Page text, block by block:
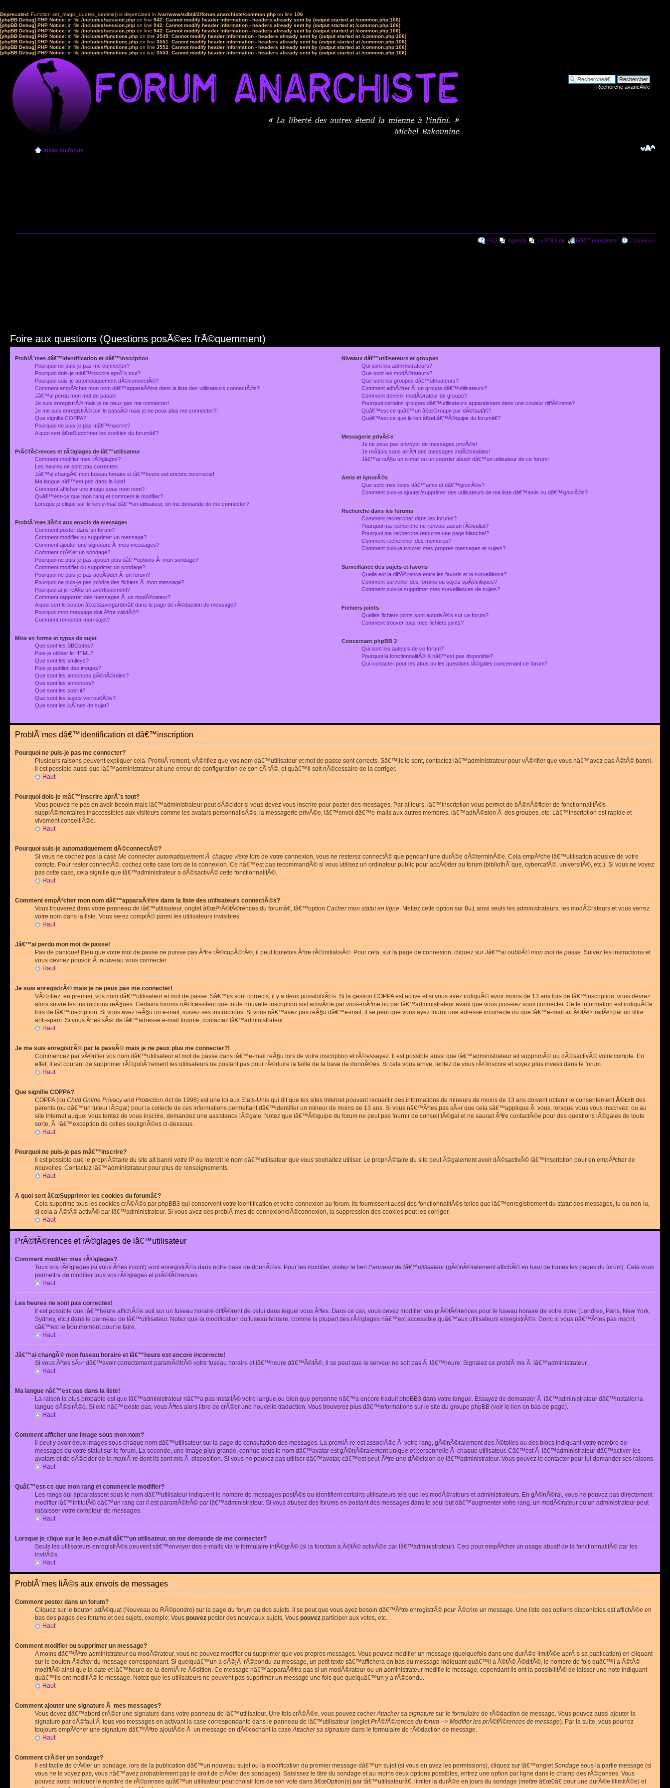
Deprecated: Function set_magic_quotes_runtime() is deprecated in /var/www/sdb/d/2/forum.anarchiste/common.php on line 106
[phpBB Debug] PHP Notice: in file /includes/session.php on line 942: Cannot modify header information - headers already sent by (output started at /common.php:106)
[phpBB Debug] PHP Notice: in file /includes/session.php on line 942: Cannot modify header information - headers already sent by (output started at /common.php:106)
[phpBB Debug] PHP Notice: in file /includes/session.php on line 942: Cannot modify header information - headers already sent by (output started at /common.php:106)
[phpBB Debug] PHP Notice: in file /includes/functions.php on line 3549: Cannot modify header information - headers already sent by (output started at /common.php:106)
[phpBB Debug] PHP Notice: in file /includes/functions.php on line 3551: Cannot modify header information - headers already sent by (output started at /common.php:106)
[phpBB Debug] PHP Notice: in file /includes/functions.php on line 3552: Cannot modify header information - headers already sent by (output started at /common.php:106)
[phpBB Debug] PHP Notice: in file /includes/functions.php on line 3553: Cannot modify header information - headers already sent by (output started at /common.php:106)
Recherche avancÃ©e
Index du forum
FAQ Agenda Le P'tit Noir Mâ€™enregistrer Connexion
Foire aux questions (Questions posÃ©es frÃ©quemment)
ProblÃ¨mes dâ€™identification et dâ€™inscription
Pourquoi ne puis-je pas me connecter?
Pourquoi dois-je mâ€™inscrire aprÃ¨s tout?
Pourquoi suis-je automatiquement dÃ©connectÃ©?
Comment empÃªcher mon nom dâ€™apparaÃ®tre dans la liste des utilisateurs connectÃ©s?
Jâ€™ai perdu mon mot de passe!
Je suis enregistrÃ© mais je ne peux pas me connecter!
Je me suis enregistrÃ© par le passÃ© mais je ne peux plus me connecter?!
Que signifie COPPA?
Pourquoi ne puis-je pas mâ€™inscrire?
A quoi sert â€œSupprimer les cookies du forumâ€?
PrÃ©fÃ©rences et rÃ©glages de lâ€™utilisateur
Comment modifier mes rÃ©glages?
Les heures ne sont pas correctes!
Jâ€™ai changÃ© mon fuseau horaire et lâ€™heure est encore incorrecte!
Ma langue nâ€™est pas dans la liste!
Comment afficher une image sous mon nom?
Quâ€™est-ce que mon rang et comment le modifier?
Lorsque je clique sur le lien e-maildâ€™un utilisateur, on me demande de me connecter?
ProblÃ¨mes liÃ©s aux envois de messages
Comment poster dans un forum?
Comment modifier ou supprimer un message?
Comment ajouter une signature Ã mes messages?
Comment crÃ©er un sondage?
Pourquoi ne puis-je pas ajouter plus dâ€™options Ã mon sondage?
Comment modifier ou supprimer un sondage?
Pourquoi ne puis-je pas accÃ©der Ã un forum?
Pourquoi ne puis-je pas joindre des fichiers Ã mon message?
Pourquoi ai-je reÃ§u un avertissement?
Comment rapporter des messages Ã un modÃ©rateur?
A quoi sert le bouton â€œSauvegarderâ€ dans la page de rÃ©daction de message?
Pourquoi mon message doit Ãªtre validÃ©?
Comment remonter mon sujet?
Mise en forme et types de sujet
Que sont les BBCodes?
Puis-je utiliser le HTML?
Que sont les smileys?
Puis-je publier des images?
Que sont les annonces gÃ©nÃ©rales?
Que sont les annonces?
Que sont les post-it?
Que sont les sujets verrouillÃ©s?
Que sont les icÃ´nes de sujet?
Niveaux dâ€™utilisateurs et groupes
Qui sont les administrateurs?
Que sont les modÃ©rateurs?
Que sont les groupes dâ€™utilisateurs?
Comment adhÃ©rer Ã un groupe dâ€™utilisateurs?
Comment devenir modÃ©rateur de groupe?
Pourquoi certains groupes dâ€™utilisateurs apparaissent dans une couleur diffÃ©rente?
Quâ€™est-ce quâ€™un â€œGroupe par dÃ©fautâ€?
Quâ€™est-ce que le lien â€œLâ€™Ã©quipe du forumâ€?
Messagerie privÃ©e
Je ne peux pas envoyer de messages privÃ©s!
Je reÃ§ois sans arrÃªt des messages indÃ©sirables!
Jâ€™ai reÃ§u un e-mail ou un courrier abusif dâ€™un utilisateur de ce forum!
Amis et ignorÃ©s
Que sont mes listes dâ€™amis et dâ€™ignorÃ©s?
Comment puis-je ajouter/supprimer des utilisateurs de ma liste dâ€™amis ou dâ€™ignorÃ©s?
Recherche dans les forums
Comment rechercher dans les forums?
Pourquoi ma recherche ne renvoie aucun rÃ©sultat?
Pourquoi ma recherche retourne une page blanche!?
Comment rechercher des membres?
Comment puis-je trouver mes propres messages et sujets?
Surveillance des sujets et favoris
Quelle est la diffÃ©rence entre les favoris et la surveillance?
Comment surveiller des forums ou sujets spÃ©cifiques?
Comment puis-je supprimer mes surveillances de sujets?
Fichiers joints
Quelles fichiers joints sont autorisÃ©s sur ce forum?
Comment trouver tous mes fichiers joints?
Concernant phpBB 3
Qui sont les auteurs de ce forum?
Pourquoi la fonctionnalitÃ© X nâ€™est pas disponible?
Qui contacter pour les abus ou les questions lÃ©gales concernant ce forum?
ProblÃ¨mes dâ€™identification et dâ€™inscription
Pourquoi ne puis-je pas me connecter?
Plusieurs raisons peuvent expliquer cela. PremiÃ¨rement, vÃ©rifiez que vos nom dâ€™utilisateur et mot de passe sont corrects. Sâ€™ils le sont, contactez lâ€™administrateur pour vÃ©rifier que vous nâ€™avez pas Ã©tÃ© banni.
Il est possible aussi que lâ€™administrateur ait une erreur de configuration de son cÃ´tÃ©, et quâ€™il soit nÃ©cessaire de la corriger.
Haut
Pourquoi dois-je mâ€™inscrire aprÃ¨s tout?
Vous pouvez ne pas en avoir besoin mais lâ€™administrateur peut dÃ©cider si vous devez vous inscrire pour poster des messages. Par ailleurs, lâ€™inscription vous permet de bÃ©nÃ©ficier de fonctionnalitÃ©s
supplÃ©mentaires inaccessibles aux visiteurs comme les avatars personnalisÃ©s, la messagerie privÃ©e, lâ€™envoi dâ€™e-mails aux autres membres, lâ€™adhÃ©sion Ã des groupes, etc. Lâ€™inscription est rapide et
vivement conseillÃ©e.
Haut
Pourquoi suis-je automatiquement dÃ©connectÃ©?
Si vous ne cochez pas la case Me connecter automatiquement Ã chaque visite lors de votre connexion, vous ne resterez connectÃ© que pendant une durÃ©e dÃ©terminÃ©e. Cela empÃªche lâ€™utilisation abusive de votre
compte. Pour rester connectÃ©, cochez cette case lors de la connexion. Ce nâ€™est pas recommandÃ© si vous utilisez un ordinateur public pour accÃ©der au forum (bibliothÃ¨que, cybercafÃ©, universitÃ©, etc.). Si vous ne voyez
pas cette case, cela signifie que lâ€™administrateur a dÃ©sactivÃ© cette fonctionnalitÃ©.
Haut
Comment empÃªcher mon nom dâ€™apparaÃ®tre dans la liste des utilisateurs connectÃ©s?
Vous trouverez dans votre panneau de lâ€™utilisateur, onglet â€œPrÃ©fÃ©rences du forumâ€, lâ€™option Cacher mon statut en ligne. Mettez cette option sur Oui ainsi seuls les administrateurs, les modÃ©rateurs et vous verrez
votre nom dans la liste. Vous serez comptÃ© parmi les utilisateurs invisibles.
Haut
Jâ€™ai perdu mon mot de passe!
Pas de panique! Bien que votre mot de passe ne puisse pas Ãªtre rÃ©cupÃ©rÃ©, il peut toutefois Ãªtre rÃ©initialisÃ©. Pour cela, sur la page de connexion, cliquez sur Jâ€™ai oubliÃ© mon mot de passe. Suivez les instructions et
vous devriez pouvoir Ã nouveau vous connecter.
Haut
Je suis enregistrÃ© mais je ne peux pas me connecter!
VÃ©rifiez, en premier, vos nom dâ€™utilisateur et mot de passe. Sâ€™ils sont corrects, il y a deux possibilitÃ©s. Si la gestion COPPA est active et si vous avez indiquÃ© avoir moins de 13 ans lors de lâ€™inscription, vous devrez
alors suivre les instructions reÃ§ues. Certains forums nÃ©cessitent que toute nouvelle inscription soit activÃ©e par vous-mÃªme ou par lâ€™administrateur avant que vous puissiez vous connecter. Cette information est indiquÃ©e
lors de lâ€™inscription. Si vous avez reÃ§u un e-mail, suivez ses instructions. Si vous nâ€™avez pas reÃ§u dâ€™e-mail, il se peut que vous ayez fourni une adresse incorrecte ou que lâ€™e-mail ait Ã©tÃ© traitÃ© par un filtre
anti-spam. Si vous Ãªtes sÃ»r de lâ€™adresse e-mail fournie, contactez lâ€™administrateur.
Haut
Je me suis enregistrÃ© par le passÃ© mais je ne peux plus me connecter?!
Commencez par vÃ©rifier vos nom dâ€™utilisateur et mot de passe dans lâ€™e-mail reÃ§u lors de votre inscription et rÃ©essayez. Il est possible aussi que lâ€™administrateur ait supprimÃ© ou dÃ©sactivÃ© votre compte. En
effet, il est courant de supprimer rÃ©guliÃ¨rement les utilisateurs ne postant pas pour rÃ©duire la taille de la base de donnÃ©es. Si cela vous arrive, tentez de vous rÃ©inscrire et soyez plus investi dans le forum.
Haut
Que signifie COPPA?
COPPA (ou Child Online Privacy and Protection Actde 1998) est une loi aux Etats-Unis qui dit que les sites Internet pouvant recueillir des informations de mineurs de moins de 13 ans doivent obtenir le consentementÃ©crit des
parents (ou dâ€™un tuteur lÃ©gal) pour la collecte de ces informations permettant dâ€™identifier un mineur de moins de 13 ans. Si vous nâ€™Ãªtes pas sÃ»r que cela sâ€™applique Ã vous, lorsque vous vous inscrivez, ou au
site Internet auquel vous tentez de vous inscrire, demandez une assistance lÃ©gale. Notez que lâ€™Ã©quipe du forum ne peut pas fournir de conseil lÃ©gal et ne saurait Ãªtre contactÃ©e pour des questions lÃ©gales de toute
sorte, Ã lâ€™exception de celles soulignÃ©es ci-dessous.
Haut
Pourquoi ne puis-je pas mâ€™inscrire?
Il est possible que le propriÃ©taire du site ait banni votre IP ou interdit le nom dâ€™utilisateur que vous souhaitez utiliser. Le propriÃ©taire du site peut Ã©galement avoir dÃ©sactivÃ© lâ€™inscription pour en empÃªcher de
nouvelles. Contactez lâ€™administrateur pour plus de renseignements.
Haut
A quoi sert â€œSupprimer les cookies du forumâ€?
Cela supprime tous les cookies crÃ©Ã©s par phpBB3 qui conservent votre identification et votre connexion au forum. Ils fournissent aussi des fonctionnalitÃ©s telles que lâ€™enregistrement du statut des messages, lu ou non-lu,
si cela a Ã©tÃ© activÃ© par lâ€™administrateur. Si vous avez des problÃ¨mes de connexion/dÃ©connexion, la suppression des cookies peut les corriger.
Haut
PrÃ©fÃ©rences et rÃ©glages de lâ€™utilisateur
Comment modifier mes rÃ©glages?
Tous vos rÃ©glages (si vous Ãªtes inscrit) sont enregistrÃ©s dans notre base de donnÃ©es. Pour les modifier, visitez le lien Panneau de lâ€™utilisateur(gÃ©nÃ©ralement affichÃ© en haut de toutes les pages du forum). Cela vous
permettra de modifier tous vos rÃ©glages et prÃ©fÃ©rences.
Haut
Les heures ne sont pas correctes!
Il est possible que lâ€™heure affichÃ©e soit sur un fuseau horaire diffÃ©rent de celui dans lequel vous Ãªtes. Dans ce cas, vous devez modifier vos prÃ©fÃ©rences pour le fuseau horaire de votre zone (Londres, Paris, New York,
Sydney, etc.) dans le panneau de lâ€™utilisateur. Notez que la modification du fuseau horaire, comme la plupart des rÃ©glages nâ€™est accessible quâ€™aux utilisateurs enregistrÃ©s. Donc si vous nâ€™Ãªtes pas inscrit,
câ€™est le bon moment pour le faire.
Haut
Jâ€™ai changÃ© mon fuseau horaire et lâ€™heure est encore incorrecte!
Si vous Ãªtes sÃ»r dâ€™avoir correctement paramÃ©trÃ© votre fuseau horaire et lâ€™heure dâ€™Ã©tÃ©, il se peut que le serveur ne soit pas Ã lâ€™heure. Signalez ce problÃ¨me Ã lâ€™administrateur.
Haut
Ma langue nâ€™est pas dans la liste!
La raison la plus probable est que lâ€™administrateur nâ€™a pas installÃ© votre langue ou bien que personne nâ€™a encore traduit phpBB3 dans votre langue. Essayez de demander Ã lâ€™administrateur dâ€™installer la
langue dÃ©sirÃ©e. Si elle nâ€™existe pas, vous Ãªtes alors libre de crÃ©er une nouvelle traduction. Vous trouverez plus dâ€™informations sur le site du groupe phpBB (voir le lien en bas de page).
Haut
Comment afficher une image sous mon nom?
Il peut y avoir deux images sous chaque nom dâ€™utilisateur sur la page de consultation des messages. La premiÃ¨re est associÃ©e Ã votre rang, gÃ©nÃ©ralement des Ã©toiles ou des blocs indiquant votre nombre de
messages ou votre statut sur le forum. La seconde, une image plus grande, connue sous le nom dâ€™avatar est gÃ©nÃ©ralement unique et personnelle Ã chaque utilisateur. Câ€™est Ã lâ€™administrateur dâ€™activer les
avatars et de dÃ©cider de la maniÃ¨re dont ils sont mis Ã disposition. Si vous ne pouvez pas utiliser dâ€™avatar, câ€™est peut-Ãªtre une dÃ©cision de lâ€™administrateur. Vous pouvez le contacter pour lui demander ses raisons.
Haut
Quâ€™est-ce que mon rang et comment le modifier?
Les rangs qui apparaissent sous le nom dâ€™utilisateur indiquent le nombre de messages postÃ©s ou identifient certains utilisateurs tels que les modÃ©rateurs et administrateurs. En gÃ©nÃ©ral, vous ne pouvez pas directement
modifier lâ€™intitulÃ© dâ€™un rang car il est paramÃ©trÃ© par lâ€™administrateur. Si vous abusez des forums en postant des messages dans le seul but dâ€™augmenter votre rang, un modÃ©rateur ou un administrateur peut
rabaisser votre compteur de messages.
Haut
Lorsque je clique sur le lien e-maildâ€™un utilisateur, on me demande de me connecter?
Seuls les utilisateurs enregistrÃ©s peuvent sâ€™envoyer des e-mails via le formulaire intÃ©grÃ© (si la fonction a Ã©tÃ© activÃ©e par lâ€™administrateur). Ceci pour empÃªcher un usage abusif de la fonctionnalitÃ© par les
invitÃ©s.
Haut
ProblÃ¨mes liÃ©s aux envois de messages
Comment poster dans un forum?
Cliquez sur le bouton adÃ©quat (Nouveau ou RÃ©pondre) sur la page du forum ou des sujets. Il se peut que vous ayez besoin dâ€™Ãªtre enregistrÃ© pour Ã©crire un message. Une liste des options disponibles est affichÃ©e en
bas des pages des forums et des sujets, exemple: Vous pouvez poster des nouveaux sujets, Vous pouvez participer aux votes, etc.
Haut
Comment modifier ou supprimer un message?
A moins dâ€™Ãªtre administrateur ou modÃ©rateur, vous ne pouvez modifier ou supprimer que vos propres messages. Vous pouvez modifier un message (quelquefois dans une durÃ©e limitÃ©e aprÃ¨s sa publication) en cliquant
sur le boutonÃ©diterdu message correspondant. Si quelquâ€™un a dÃ©jÃ rÃ©pondu au message, un petit texte sâ€™affichera en bas du message indiquant quâ€™il a Ã©tÃ© Ã©ditÃ©, le nombre de fois quâ€™il a Ã©tÃ©
modifiÃ© ainsi que la date et lâ€™heure de la derniÃ¨re Ã©dition. Ce message nâ€™apparaÃ®tra pas si un modÃ©rateur ou un administrateur modifie le message, cependant ils ont la possibilitÃ© de laisser une note indiquant
quâ€™ils ont modifiÃ© le message. Notez que les utilisateurs ne peuvent pas supprimer un message une fois que quelquâ€™un y a rÃ©pondu.
Haut
Comment ajouter une signature Ã mes messages?
Vous devez dâ€™abord crÃ©er une signature dans votre panneau de lâ€™utilisateur. Une fois crÃ©Ã©e, vous pouvez cocherAttacher sa signature sur le formulaire de rÃ©daction de message. Vous pouvez aussi ajouter la
signature par dÃ©faut Ã tous vos messages en activant la case correspondante dans le panneau de lâ€™utilisateur (ongletPrÃ©fÃ©rences du forum --> Modifier les prÃ©fÃ©rences de message). Par la suite, vous pourrez
toujours empÃªcher une signature dâ€™Ãªtre ajoutÃ©e Ã un message en dÃ©cochant la caseAttacher sa signature dans le formulaire de rÃ©daction de message.
Haut
Comment crÃ©er un sondage?
Il est facile de crÃ©er un sondage, lors de la publication dâ€™un nouveau sujet ou la modification du premier message dâ€™un sujet (si vous en avez les permissions), cliquez sur lâ€™ongletSondage sous la partie message (si
vous ne le voyez pas, vous nâ€™avez probablement pas le droit de crÃ©er des sondages). Saisissez le titre du sondage et au moins deux options possibles, entrez une option par ligne dans le champ des rÃ©ponses. Vous
pouvez aussi indiquer le nombre de rÃ©ponses quâ€™un utilisateur peut choisir lors de son vote dans â€œOption(s) par lâ€™utilisateurâ€, limiter la durÃ©e en jours du sondage (mettre â€œ0â€ pour une durÃ©e illimitÃ©e) et